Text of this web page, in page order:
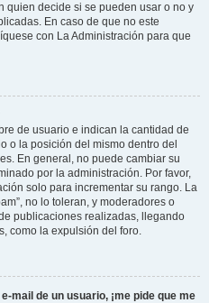
quien decide si se pueden usar o no y
En caso de que no este
con La Administración para que
de usuario e indican la cantidad de
o la posición del mismo dentro del
En general, no puede cambiar su
por la administración. Por favor,
solo para incrementar su rango. La
no lo toleran, y moderadores o
publicaciones realizadas, llegando
como la expulsión del foro.
mail de un usuario, ¡me pide que me